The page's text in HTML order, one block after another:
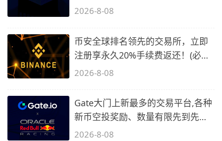
备1)
2026-8-08
币安全球排名领先的交易所，立即
注册享永久20%手续费返还！(必备
2)
2026-8-08
Gate大门上新最多的交易平台,各种
新币空投奖励、数量有限先到先
得…
2026-8-08